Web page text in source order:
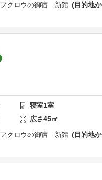
フクロウの御宿 新館
目的地か
寝室1室
広さ45㎡
フクロウの御宿 新館
目的地か